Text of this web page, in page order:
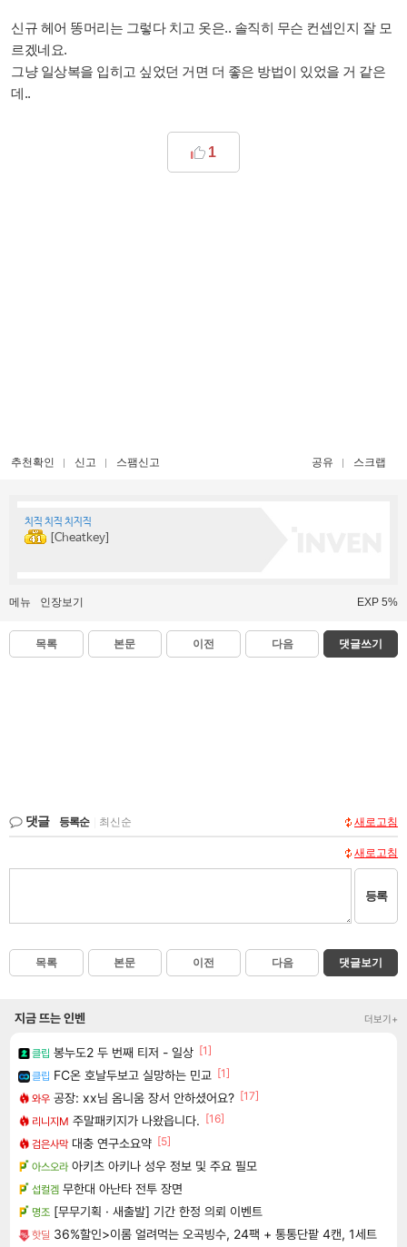
신규 헤어 똥머리는 그렇다 치고 옷은.. 솔직히 무슨 컨셉인지 잘 모
르겠네요.
그냥 일상복을 입히고 싶었던 거면 더 좋은 방법이 있었을 거 같은
데..
1
추천확인 신고 스팸신고 공유 스크랩
치직 치직 치지직
[Cheatkey]
메뉴 인장보기 EXP 5%
목록 본문 이전 다음 댓글쓰기
댓글 등록순 최신순 새로고침
새로고침
등록
목록 본문 이전 다음 댓글보기
지금 뜨는 인벤 더보기+
클립 봉누도2 두 번째 티저 - 일상 [1]
클립 FC온 호날두보고 실망하는 민교 [1]
와우 공장: xx님 옴니움 장서 안하셨어요? [17]
리니지M 주말패키지가 나왔읍니다. [16]
검은사막 대충 연구소요약 [5]
아스오라 아키츠 아키나 성우 정보 및 주요 필모
섭컬겜 무한대 아난타 전투 장면
명조 [무무기획 · 새출발] 기간 한정 의뢰 이벤트
핫딜 36%할인>이롬 얼려먹는 오곡빙수, 24팩 + 통통단팥 4캔, 1세트